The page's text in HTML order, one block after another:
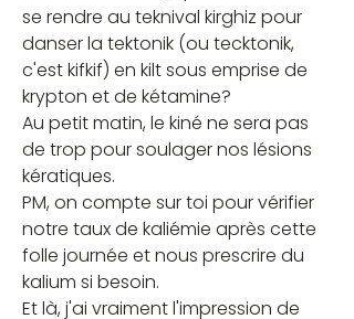
se rendre au teknival kirghiz pour
danser la tektonik (ou tecktonik,
c'est kifkif) en kilt sous emprise de
krypton et de kétamine?
Au petit matin, le kiné ne sera pas
de trop pour soulager nos lésions
kératiques.
PM, on compte sur toi pour vérifier
notre taux de kaliémie après cette
folle journée et nous prescrire du
kalium si besoin.
Et là, j'ai vraiment l'impression de